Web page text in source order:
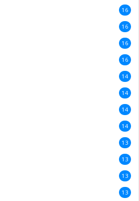
13
13
13
13
13
13
12
12
12
12
12
12